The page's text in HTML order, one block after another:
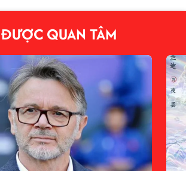
ĐƯỢC QUAN TÂM